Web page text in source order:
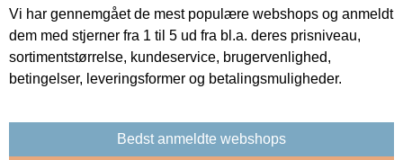
Vi har gennemgået de mest populære webshops og anmeldt
dem med stjerner fra 1 til 5 ud fra bl.a. deres prisniveau,
sortimentstørrelse, kundeservice, brugervenlighed,
betingelser, leveringsformer og betalingsmuligheder.
Bedst anmeldte webshops